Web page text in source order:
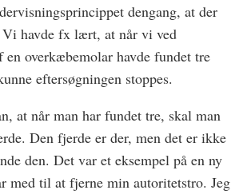
dengang, at der
havde fx lært, at når vi ved
en overkæbemolar havde fundet tre
eftersøgningen stoppes.
at når man har fundet tre, skal man
Den fjerde er der, men det er ikke
den. Det var et eksempel på en ny
med til at fjerne min autoritetstro. Jeg